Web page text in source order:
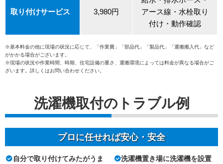
取り付けサービス 3,980円
アース線・水栓取り
付け・動作確認
※基本料金の他に現場の状況に応じて、「作業費」「部品代」「製品代」「運搬搬入代」など
がかかる場合がございます。
※現場の状況や作業時間、時期、住宅設備の重さ、運搬環境によっては料金が異なる場合がご
ざいます。詳しくはお問い合わせください。
洗濯機取付のトラブル例
プロに任せれば安心・安全
自分で取り付けてみたがうま
洗濯機置き場に洗濯機を設置